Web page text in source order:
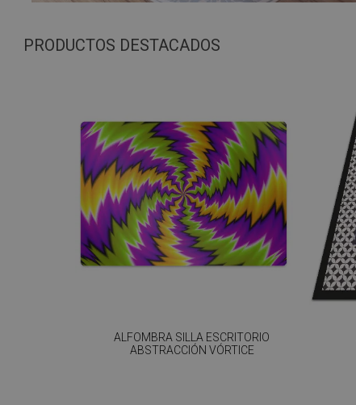
PRODUCTOS DESTACADOS
ALFOMBRA SILLA ESCRITORIO
ABSTRACCIÓN VÓRTICE